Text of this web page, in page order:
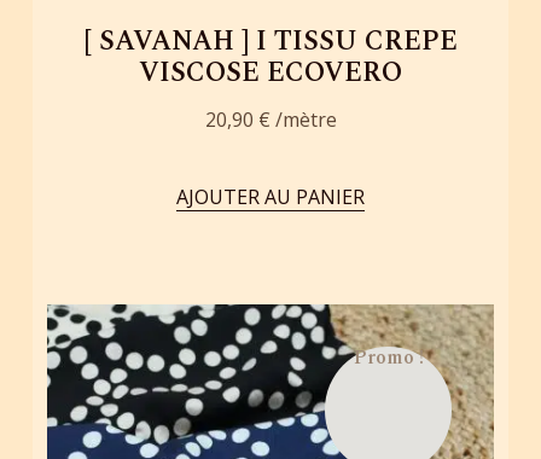
[ SAVANAH ] I TISSU CREPE
VISCOSE ECOVERO
20,90 €
AJOUTER AU PANIER
Promo !